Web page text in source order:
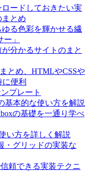
ードしておきたい実
とめ
る色彩を輝かせる繊
」
分かるサイトのまと
とめ、HTMLやCSSや
便利
プレート
基本的な使い方を解説
の基礎を一通り学べ
い方を詳しく解説
・グリッドの実装な
頼できる実装テクニ